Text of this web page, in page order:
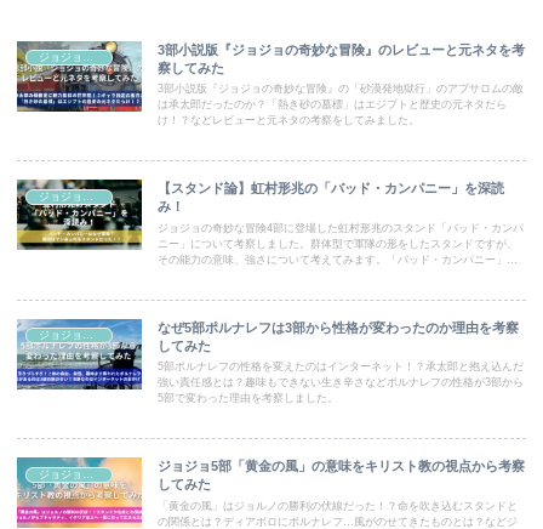
ジョジョコラム
3部小説版『ジョジョの奇妙な冒険』のレビューと元ネタを考
察してみた
3部小説版『ジョジョの奇妙な冒険』の「砂漠発地獄行」のアブサロムの敵
は承太郎だったのか？「熱き砂の墓標」はエジプトと歴史の元ネタだら
け！？などレビューと元ネタの考察をしてみました。
【スタンド論】虹村形兆の「バッド・カンパニー」を深読
み！
ジョジョの奇妙な冒険4部に登場した虹村形兆のスタンド「バッド・カンパ
ニー」について考察しました。群体型で軍隊の形をしたスタンドですが、
その能力の意味、強さについて考えてみます。「バッド・カンパニー」は
ジョジョコラム
なぜ5部ポルナレフは3部から性格が変わったのか理由を考察
してみた
5部ポルナレフの性格を変えたのはインターネット！？承太郎と抱え込んだ
強い責任感とは？趣味もできない生き辛さなどポルナレフの性格が3部から
5部で変わった理由を考察しました。
ジョジョ5部「黄金の風」の意味をキリスト教の視点から考察
してみた
「黄金の風」はジョルノの勝利の伏線だった！？命を吹き込むスタンドと
の関係とは？ディアボロにポルナレフ…風がのせてきたものとは？などジ